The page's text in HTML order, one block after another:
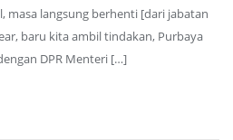
masa langsung berhenti [dari jabatan
baru kita ambil tindakan, Purbaya
DPR Menteri […]